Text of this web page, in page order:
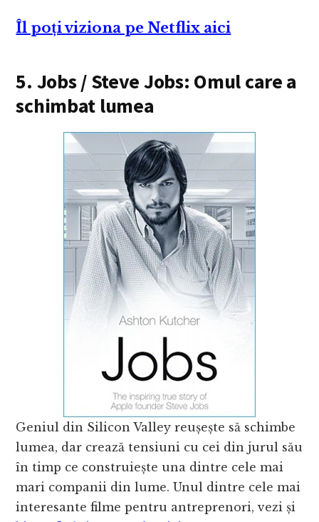
Îl poți viziona pe Netflix aici
5. Jobs / Steve Jobs: Omul care a
schimbat lumea
Geniul din Silicon Valley reușește să schimbe
lumea, dar crează tensiuni cu cei din jurul său
în timp ce construiește una dintre cele mai
mari companii din lume. Unul dintre cele mai
interesante filme pentru antreprenori, vezi și